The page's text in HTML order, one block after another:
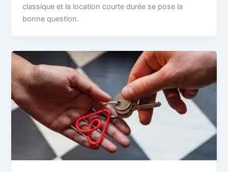
classique et la location courte durée se pose la
bonne question.